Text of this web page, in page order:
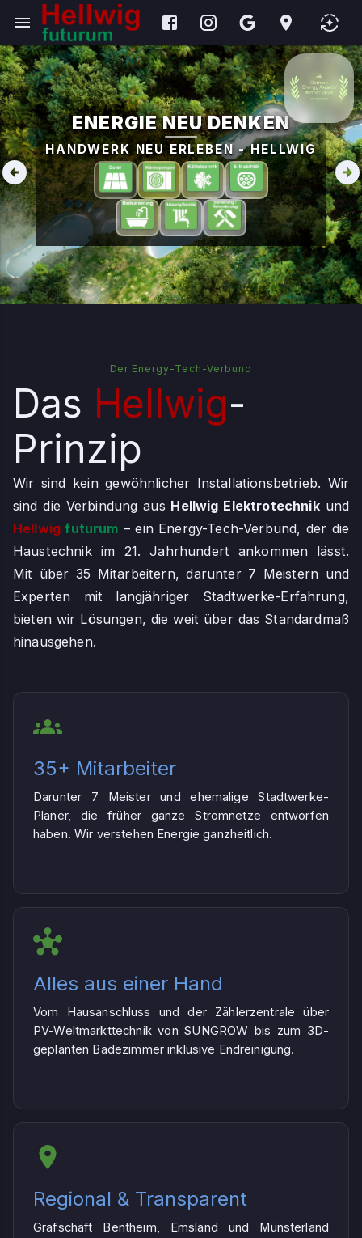
ENERGIE NEU DENKEN
HANDWERK NEU ERLEBEN - HELLWIG
Der Energy-Tech-Verbund
Das Hellwig-
Prinzip
Wir sind kein gewöhnlicher Installationsbetrieb. Wir
sind die Verbindung aus Hellwig Elektrotechnikund
Hellwig futurum – ein Energy-Tech-Verbund, der die
Haustechnik im 21. Jahrhundert ankommen lässt.
Mit über 35 Mitarbeitern, darunter 7 Meistern und
Experten mit langjähriger Stadtwerke-Erfahrung,
bieten wir Lösungen, die weit über das Standardmaß
hinausgehen.
35+ Mitarbeiter
Darunter 7 Meister und ehemalige Stadtwerke-
Planer, die früher ganze Stromnetze entworfen
haben. Wir verstehen Energie ganzheitlich.
Alles aus einer Hand
Vom Hausanschluss und der Zählerzentrale über
PV-Weltmarkttechnik von SUNGROW bis zum 3D-
geplanten Badezimmer inklusive Endreinigung.
Regional & Transparent
Grafschaft Bentheim, Emsland und Münsterland